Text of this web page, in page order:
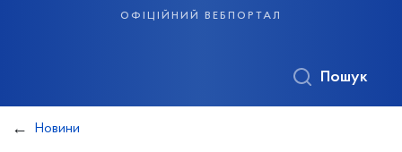
офіційний вебпортал
Пошук
Новини